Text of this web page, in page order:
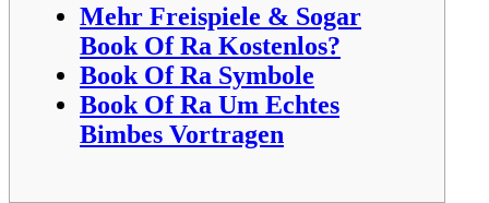
Mehr Freispiele & Sogar
Book Of Ra Kostenlos?
Book Of Ra Symbole
Book Of Ra Um Echtes
Bimbes Vortragen